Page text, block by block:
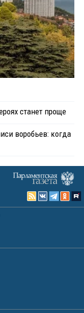
станет проще
воробьев: когда